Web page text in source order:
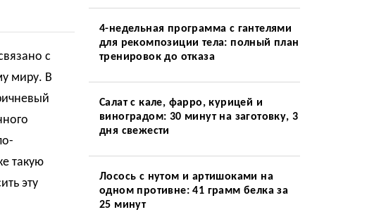
с
миру. В
такую
эту
4-недельная программа с гантелями
для рекомпозиции тела: полный план
тренировок до отказа
Салат с кале, фарро, курицей и
виноградом: 30 минут на заготовку, 3
дня свежести
Лосось с нутом и артишоками на
одном противне: 41 грамм белка за
25 минут